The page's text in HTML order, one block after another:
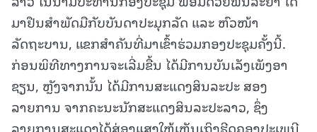
ມາຢືນສຳພັດມືກັບບັນດາປະມຸກລັດ ແລະ ຫົວໜ້າ
ລັດຖະບານ, ແຂກສຳຄັນທີ່ມາເຂົ້າຮ່ວມກອງປະຊຸມຄັ້ງນີ້.
ກ່ອນພິທີທາງການຈະເລີ່ມຂື້ນ ໄດ້ມີການບັນເລັງເພັງອາ
ຊຽນ, ຫຼັງຈາກນັ້ນ ໄດ້ມີການສະແດງສິນລະປະ ສອງ
ລາຍການ ຈາກຄະນະນັກສະແດງສິນລະປະລາວ, ຊຶ່ງ
ລາຍການສະແດງໄດ້ສ່ອງແສງໃຫ້ເຫັນເຖິງຮີດຄອງປະເພນີ